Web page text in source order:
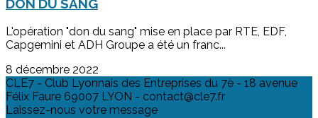
DON DU SANG
L'opération "don du sang" mise en place par RTE, EDF,
Capgemini et ADH Groupe a été un franc...
8 décembre 2022
CLE7 - Club Lyonnais des Entreprises du 7è - 18 avenue
Félix Faure 69007 LYON - contact@cle7.fr
Laissez-nous votre message